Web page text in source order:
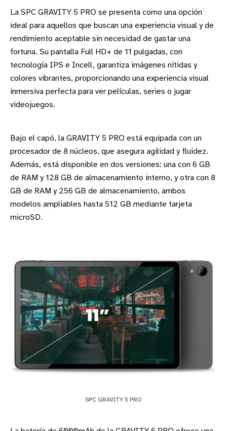
La SPC GRAVITY 5 PRO se presenta como una opción
ideal para aquellos que buscan una experiencia visual y de
rendimiento aceptable sin necesidad de gastar una
fortuna. Su pantalla Full HD+ de 11 pulgadas, con
tecnología IPS e Incell, garantiza imágenes nítidas y
colores vibrantes, proporcionando una experiencia visual
inmersiva perfecta para ver películas, series o jugar
videojuegos.
Bajo el capó, la GRAVITY 5 PRO está equipada con un
procesador de 8 núcleos, que asegura agilidad y fluidez.
Además, está disponible en dos versiones: una con 6 GB
de RAM y 128 GB de almacenamiento interno, y otra con 8
GB de RAM y 256 GB de almacenamiento, ambos
modelos ampliables hasta 512 GB mediante tarjeta
microSD.
SPC GRAVITY 5 PRO